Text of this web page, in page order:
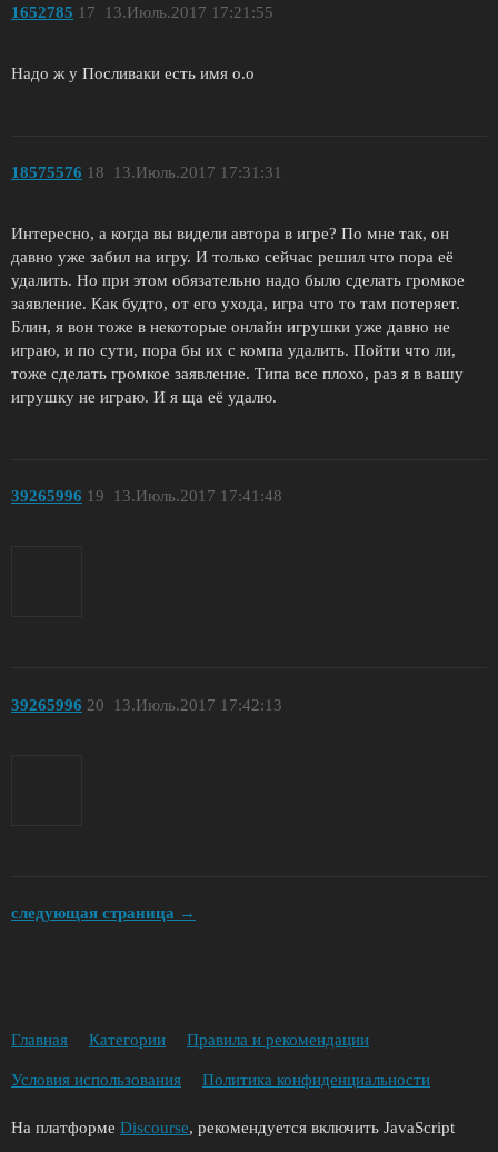
1652785 13.Июль.2017 17:21:55
17
Надо ж у Посливаки есть имя о.о
18575576 13.Июль.2017 17:31:31
18
Интересно, а когда вы видели автора в игре? По мне так, он
давно уже забил на игру. И только сейчас решил что пора её
удалить. Но при этом обязательно надо было сделать громкое
заявление. Как будто, от его ухода, игра что то там потеряет.
Блин, я вон тоже в некоторые онлайн игрушки уже давно не
играю, и по сути, пора бы их с компа удалить. Пойти что ли,
тоже сделать громкое заявление. Типа все плохо, раз я в вашу
игрушку не играю. И я ща её удалю.
39265996 13.Июль.2017 17:41:48
19
39265996 13.Июль.2017 17:42:13
20
следующая страница →
Главная Категории Правила и рекомендации
Условия использования Политика конфиденциальности
На платформе Discourse, рекомендуется включить JavaScript